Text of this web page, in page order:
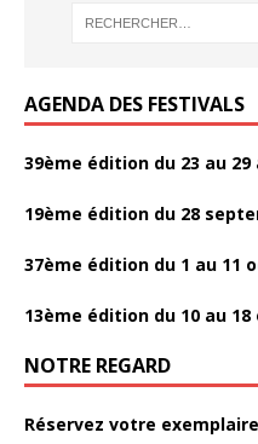
AGENDA DES FESTIVALS
39ème édition du 23 au 29
19ème édition du 28
37ème édition du 1 au 11
13ème édition du 10 au 18
NOTRE REGARD
Réservez votre exemplaire